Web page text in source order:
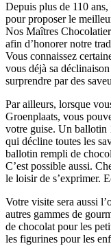
Depuis plus de 110
pour proposer le
Nos Maîtres
afin d’honorer notre
Vous connaissez
vous déjà sa déclinaison
surprendre par des
Par ailleurs, lorsque
Groenplaats, vous
votre guise. Un ballotin
qui décline toutes les
ballotin rempli de
C’est possible aussi.
le loisir de s’exprimer.
Votre visite sera aussi
autres gammes de
de chocolat pour les
les figurines pour les